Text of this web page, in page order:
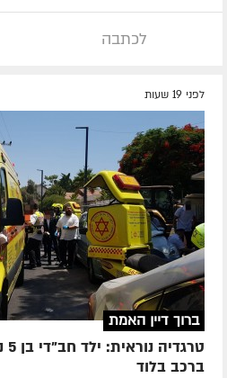
לכתבה
לפני 19 שעות
ברוך דיין האמת
ברכב בלוד